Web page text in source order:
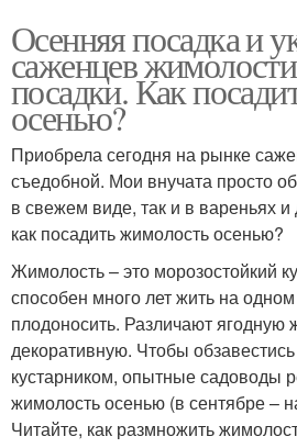
Осенняя посадка и
саженцев
посадки. Как
осенью?
Приобрела сегодня на рынке
съедобной. Мои внучата просто
в свежем виде, так и в вареньях
как посадить жимолость осенью?
Жимолость – это морозостойкий
способен много лет жить на
плодоносить. Различают ягодную
декоративную. Чтобы
кустарником, опытные садоводы
жимолость осенью (в сентябре –
Читайте, как размножить